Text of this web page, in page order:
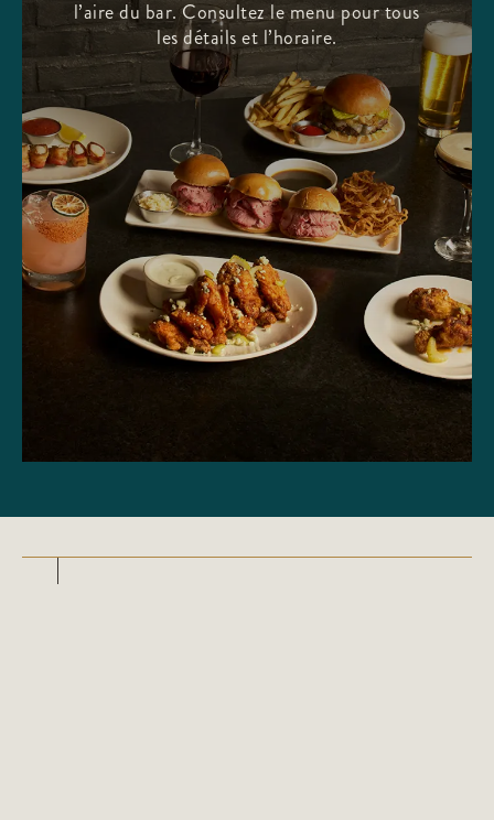
l’aire du bar. Consultez le menu pour tous
les détails et l’horaire.